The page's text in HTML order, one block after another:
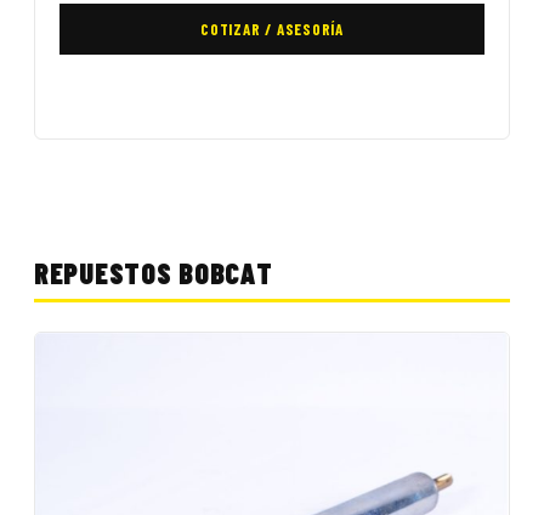
COTIZAR / ASESORÍA
REPUESTOS BOBCAT